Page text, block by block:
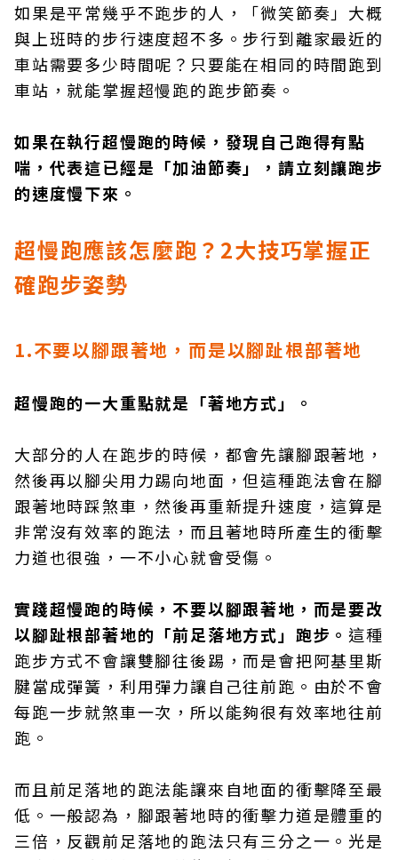
如果是平常幾乎不跑步的人，「微笑節奏」大概
與上班時的步行速度超不多。步行到離家最近的
車站需要多少時間呢？只要能在相同的時間跑到
車站，就能掌握超慢跑的跑步節奏。
如果在執行超慢跑的時候，發現自己跑得有點
喘，代表這已經是「加油節奏」，請立刻讓跑步
的速度慢下來。
超慢跑應該怎麼跑？2大技巧掌握正
確跑步姿勢
1.不要以腳跟著地，而是以腳趾根部著地
超慢跑的一大重點就是「著地方式」。
大部分的人在跑步的時候，都會先讓腳跟著地，
然後再以腳尖用力踢向地面，但這種跑法會在腳
跟著地時踩煞車，然後再重新提升速度，這算是
非常沒有效率的跑法，而且著地時所產生的衝擊
力道也很強，一不小心就會受傷。
實踐超慢跑的時候，不要以腳跟著地，而是要改
以腳趾根部著地的「前足落地方式」跑步。 這種
跑步方式不會讓雙腳往後踢，而是會把阿基里斯
腱當成彈簧，利用彈力讓自己往前跑。由於不會
每跑一步就煞車一次，所以能夠很有效率地往前
跑。
而且前足落地的跑法能讓來自地面的衝擊降至最
低。一般認為，腳跟著地時的衝擊力道是體重的
三倍，反觀前足落地的跑法只有三分之一。光是